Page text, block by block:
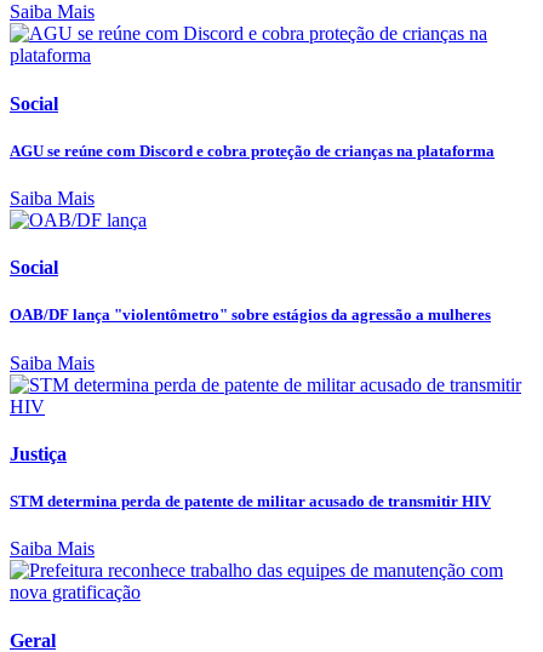
Saiba Mais
Social
AGU se reúne com Discord e cobra proteção de crianças na plataforma
Saiba Mais
Social
OAB/DF lança "violentômetro" sobre estágios da agressão a mulheres
Saiba Mais
Justiça
STM determina perda de patente de militar acusado de transmitir HIV
Saiba Mais
Geral